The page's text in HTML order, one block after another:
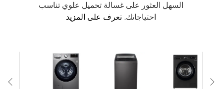
السهل العثور على غسالة تحميل علوي تناسب
احتياجاتك. تعرف على المزيد
Scroll Right